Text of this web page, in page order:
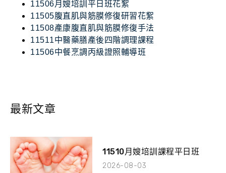
11506月嫂培訓平日班花絮
11505腹直肌與筋膜修復研習花絮
11508產康腹直肌與筋膜修復手法
11511中醫藥膳產後四階調理課程
11506中餐烹調丙級證照輔導班
最新文章
11510月嫂培訓課程平日班
2026-08-03